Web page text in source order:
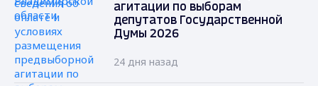
агитации по выборам
депутатов Государственной
Думы 2026
24 дня назад